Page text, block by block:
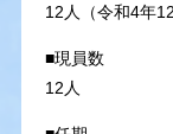
12人（令和4年
■現員数
12人